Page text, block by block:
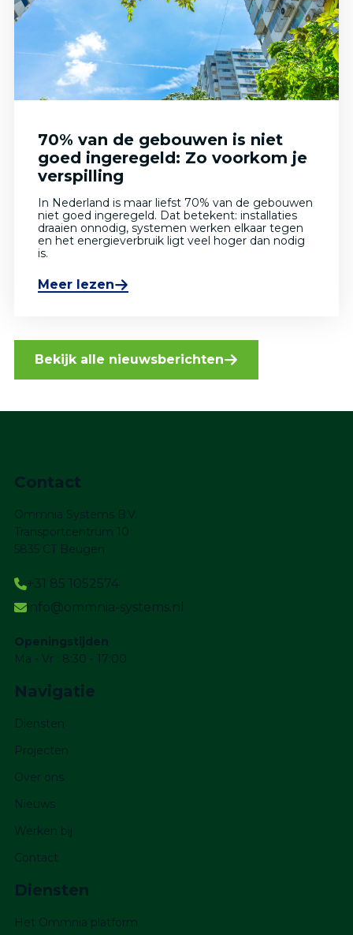
70% van de gebouwen is niet
goed ingeregeld: Zo voorkom je
verspilling
In Nederland is maar liefst 70% van de gebouwen
niet goed ingeregeld. Dat betekent: installaties
draaien onnodig, systemen werken elkaar tegen
en het energieverbruik ligt veel hoger dan nodig
is.
Meer lezen
Bekijk alle nieuwsberichten
Contact
Ommnia Systems B.V.
Transportcentrum 10
5835 CT Beugen
+31 85 1052574
info@ommnia-systems.nl
Openingstijden
Ma - Vr : 8:30 - 17:00
Navigatie
Diensten
Projecten
Over ons
Nieuws
Werken bij
Contact
Diensten
Het Ommnia platform